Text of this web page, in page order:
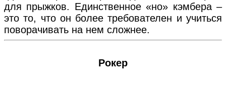
для прыжков. Единственное «но» кэмбера –
это то, что он более требователен и учиться
поворачивать на нем сложнее.
Рокер